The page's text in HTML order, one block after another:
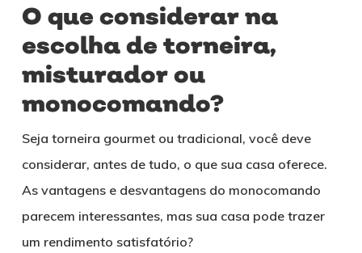
O que considerar na
escolha de torneira,
misturador ou
monocomando?
Seja torneira gourmet ou tradicional, você deve
considerar, antes de tudo, o que sua casa oferece.
As vantagens e desvantagens do monocomando
parecem interessantes, mas sua casa pode trazer
um rendimento satisfatório?